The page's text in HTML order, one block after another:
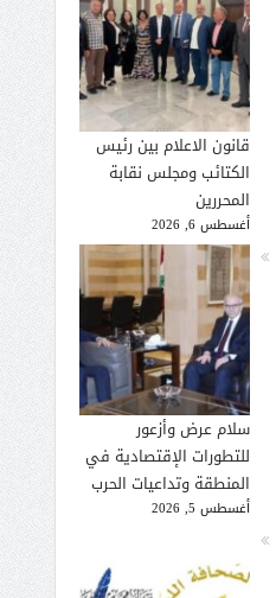
قانون الاعلام بين رئيس
الكتائب ومجلس نقابة
المحررين
أغسطس 6, 2026
سلام عرض وأزعور
للتطورات الإقتصادية في
المنطقة وتداعيات الحرب
أغسطس 5, 2026